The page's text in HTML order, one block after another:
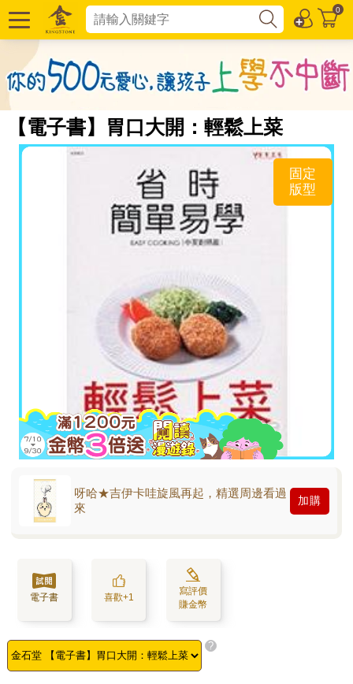
0
【電子書】胃口大開：輕鬆上菜
固定
版型
呀哈★吉伊卡哇旋風再起，精選周邊看過
來
加購
電子書 喜歡+1
寫評價
賺金幣
?